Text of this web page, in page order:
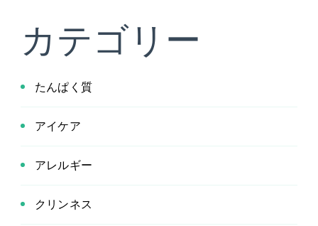
カテゴリー
たんぱく質
アイケア
アレルギー
クリンネス